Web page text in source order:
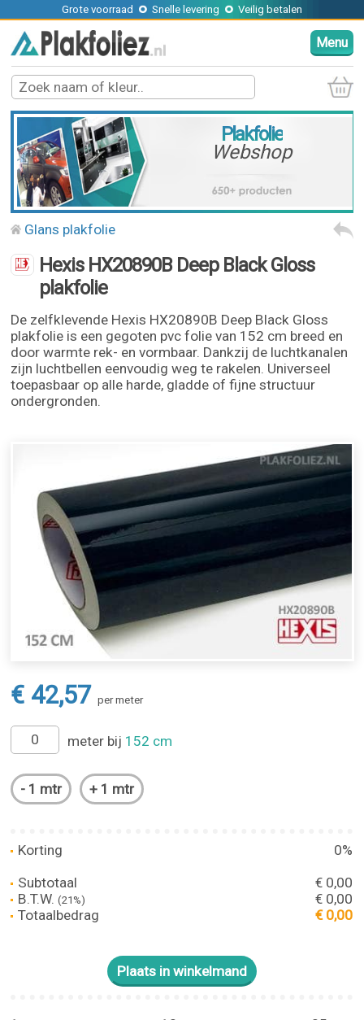
Grote voorraad Snelle levering Veilig betalen
Menu
Plakfolie
Webshop
Glans plakfolie
Hexis HX20890B Deep Black Gloss
plakfolie
De zelfklevende Hexis HX20890B Deep Black Gloss
plakfolie is een gegoten pvc folie van 152 cm breed en
door warmte rek- en vormbaar. Dankzij de luchtkanalen
zijn luchtbellen eenvoudig weg te rakelen. Universeel
toepasbaar op alle harde, gladde of fijne structuur
ondergronden.
€ 42,57 per meter
meter bij 152 cm
Korting
0%
Subtotaal
€ 0,00
B.T.W.(21%)
€ 0,00
Totaalbedrag
€ 0,00